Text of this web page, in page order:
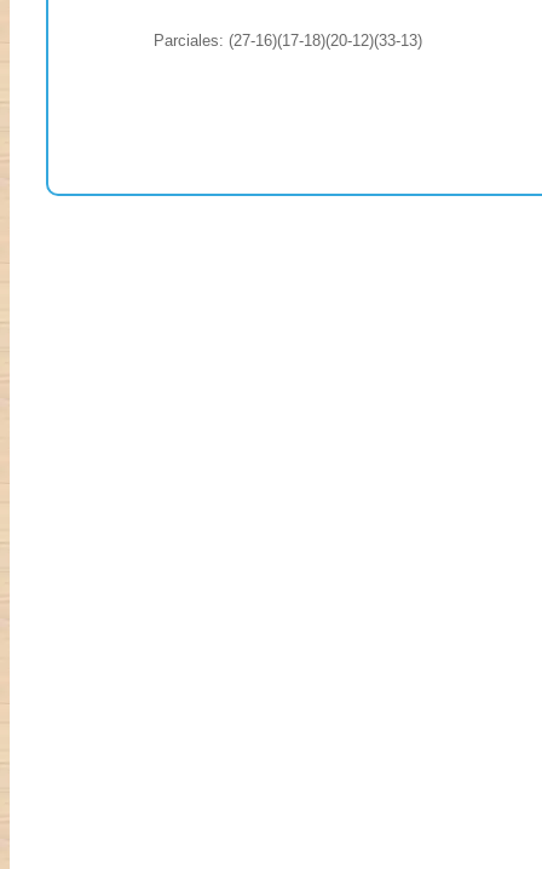
Parciales: (27-16)(17-18)(20-12)(33-13)